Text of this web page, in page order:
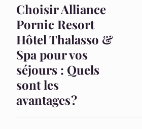
Choisir Alliance
Pornic Resort
Hôtel Thalasso &
Spa pour vos
séjours : Quels
sont les
avantages ?